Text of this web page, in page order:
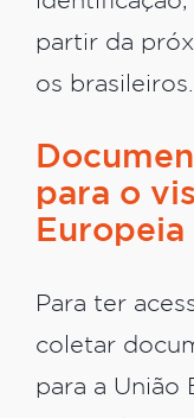
partir da
os brasileiros.
para o
Europeia
Para ter
coletar
para a União